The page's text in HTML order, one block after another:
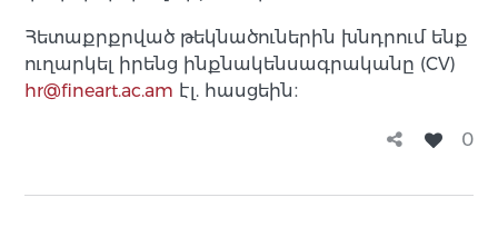
Հետաքրքրված թեկնածուներին խնդրում ենք
ուղարկել իրենց ինքնակենսագրականը (CV)
hr@fineart.ac.am էլ. հասցեին։
0